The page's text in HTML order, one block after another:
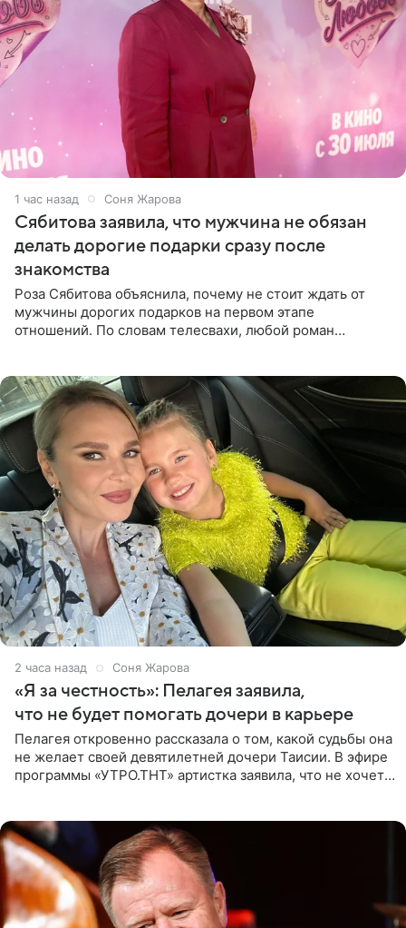
1 час назад Соня Жарова
Сябитова заявила, что мужчина не обязан
делать дорогие подарки сразу после
знакомства
Роза Сябитова объяснила, почему не стоит ждать от
мужчины дорогих подарков на первом этапе
отношений. По словам телесвахи, любой роман
2 часа назад Соня Жарова
«Я за честность»: Пелагея заявила,
что не будет помогать дочери в карьере
Пелагея откровенно рассказала о том, какой судьбы она
не желает своей девятилетней дочери Таисии. В эфире
программы «УТРО.ТНТ» артистка заявила, что не хочет